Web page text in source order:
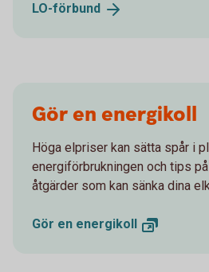
LO-förbund
Gör en energikoll
Höga elpriser kan sätta spår i
energiförbrukningen och tips
åtgärder som kan sänka dina
Gör en energikoll